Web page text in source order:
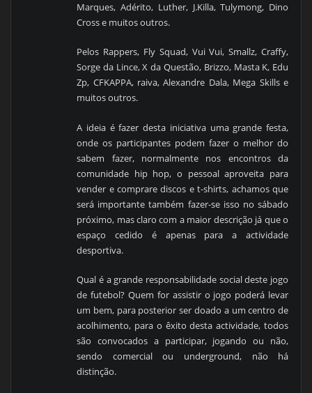
Marques, Adérito, Luther, J.Killa, Tulymong, Dino
Cross e muitos outros.
Pelos Rappers, Fly Squad, Vui Vui, Smallz, Craffy,
Sorge da Lince, X da Questão, Brizzo, Masta K, Edu
Zp, CFKAPPA, raiva, Alexandre Dala, Mega Skills e
muitos outros.
A ideia é fazer desta iniciativa uma grande festa,
onde os participantes podem fazer o melhor do
sabem fazer, normalmente nos encontros da
comunidade hip hop, o pessoal aproveita para
vender e comprare discos e t-shirts, achamos que
será importante também fazer-se isso no sábado
próximo, mas claro com a maior descrição já que o
espaço cedido é apenas para a actividade
desportiva.
Qual é a grande responsabilidade social deste jogo
de futebol? Quem for assistir o jogo poderá levar
um bem, para posterior ser doado a um centro de
acolhimento, para o êxito desta actividade, todos
são convocados a participar, jogando ou
não,
sendo comercial ou underground, não há
distinção.